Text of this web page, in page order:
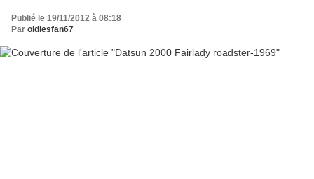
Publié le 19/11/2012 à 08:18
Par oldiesfan67